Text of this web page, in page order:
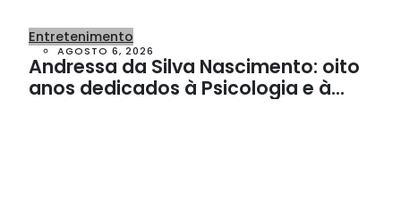
Entretenimento
AGOSTO 6, 2026
Andressa da Silva Nascimento: oito
anos dedicados à Psicologia e à